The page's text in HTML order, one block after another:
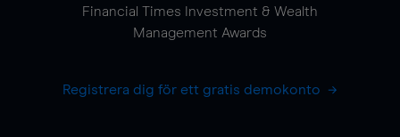
Financial Times Investment & Wealth
Management Awards
Registrera dig för ett gratis demokonto